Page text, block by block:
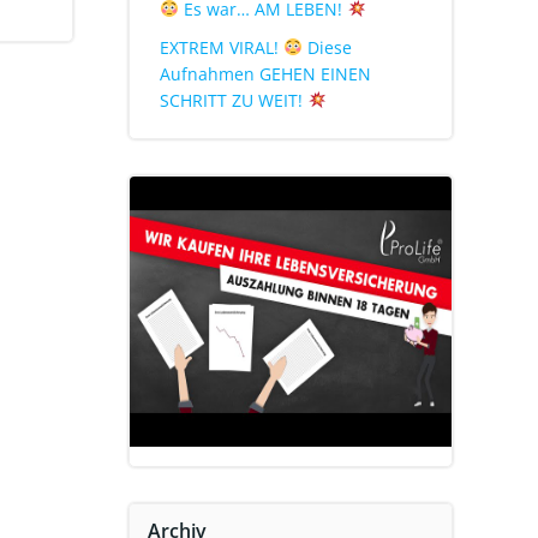
Es war… AM LEBEN!
EXTREM VIRAL!
Diese
Aufnahmen GEHEN EINEN
SCHRITT ZU WEIT!
Archiv